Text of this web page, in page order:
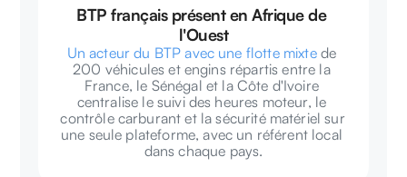
BTP français présent en Afrique de
l'Ouest
Un acteur du BTP avec une flotte mixte de
200 véhicules et engins répartis entre la
France, le Sénégal et la Côte d'Ivoire
centralise le suivi des heures moteur, le
contrôle carburant et la sécurité matériel sur
une seule plateforme, avec un référent local
dans chaque pays.